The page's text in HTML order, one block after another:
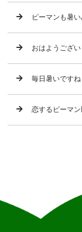
ピーマンも暑
おはようござ
毎日暑いですね
恋するピーマン